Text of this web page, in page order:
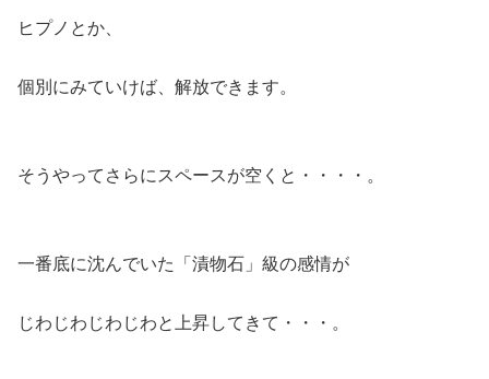
ヒプノとか、
個別にみていけば、解放できます。
そうやってさらにスペースが空くと・・・・。
一番底に沈んでいた「漬物石」級の感情が
じわじわじわじわと上昇してきて・・・。